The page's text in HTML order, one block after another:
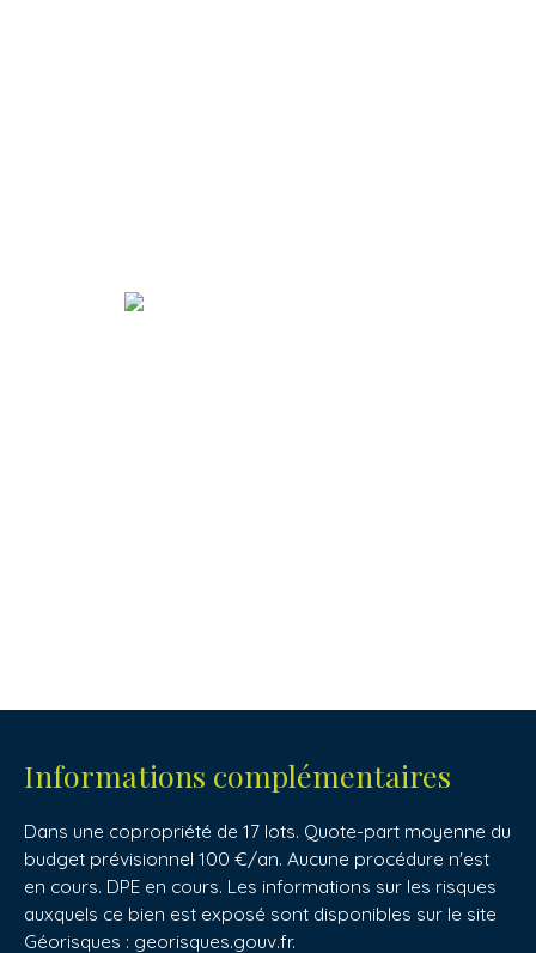
Informations complémentaires
Dans une copropriété de 17 lots. Quote-part moyenne du
budget prévisionnel 100 €/an. Aucune procédure n'est
en cours. DPE en cours. Les informations sur les risques
auxquels ce bien est exposé sont disponibles sur le site
Géorisques : georisques.gouv.fr.